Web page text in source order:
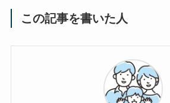
この記事を書いた人